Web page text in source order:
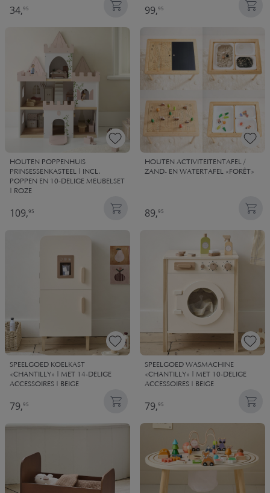
34,95 99,95
HOUTEN POPPENHUIS
PRINSESSENKASTEEL | INCL.
POPPEN EN 10-DELIGE MEUBELSET
| ROZE
109,95
HOUTEN ACTIVITEITENTAFEL /
ZAND- EN WATERTAFEL «FORÊT»
89,95
SPEELGOED KOELKAST
«CHANTILLY» | MET 14-DELIGE
ACCESSOIRES | BEIGE
79,95
SPEELGOED WASMACHINE
«CHANTILLY» | MET 10-DELIGE
ACCESSOIRES | BEIGE
79,95